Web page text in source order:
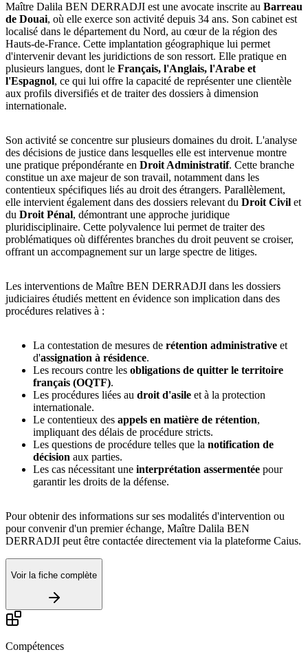
Maître Dalila BEN DERRADJI est une avocate inscrite au Barreau
de Douai, où elle exerce son activité depuis 34 ans. Son cabinet est
localisé dans le département du Nord, au cœur de la région des
Hauts-de-France. Cette implantation géographique lui permet
d'intervenir devant les juridictions de son ressort. Elle pratique en
plusieurs langues, dont le Français, l'Anglais, l'Arabe et
l'Espagnol, ce qui lui offre la capacité de représenter une clientèle
aux profils diversifiés et de traiter des dossiers à dimension
internationale.
Son activité se concentre sur plusieurs domaines du droit. L'analyse
des décisions de justice dans lesquelles elle est intervenue montre
une pratique prépondérante en Droit Administratif. Cette branche
constitue un axe majeur de son travail, notamment dans les
contentieux spécifiques liés au droit des étrangers. Parallèlement,
elle intervient également dans des dossiers relevant du Droit Civil et
du Droit Pénal, démontrant une approche juridique
pluridisciplinaire. Cette polyvalence lui permet de traiter des
problématiques où différentes branches du droit peuvent se croiser,
offrant un accompagnement sur un large spectre de litiges.
Les interventions de Maître BEN DERRADJI dans les dossiers
judiciaires étudiés mettent en évidence son implication dans des
procédures relatives à :
La contestation de mesures de rétention administrative et
d'assignation à résidence.
Les recours contre les obligations de quitter le territoire
français (OQTF).
Les procédures liées au droit d'asile et à la protection
internationale.
Le contentieux des appels en matière de rétention,
impliquant des délais de procédure stricts.
Les questions de procédure telles que la notification de
décision aux parties.
Les cas nécessitant une interprétation assermentée pour
garantir les droits de la défense.
Pour obtenir des informations sur ses modalités d'intervention ou
pour convenir d'un premier échange, Maître Dalila BEN
DERRADJI peut être contactée directement via la plateforme Caius.
Voir la fiche complète
Compétences